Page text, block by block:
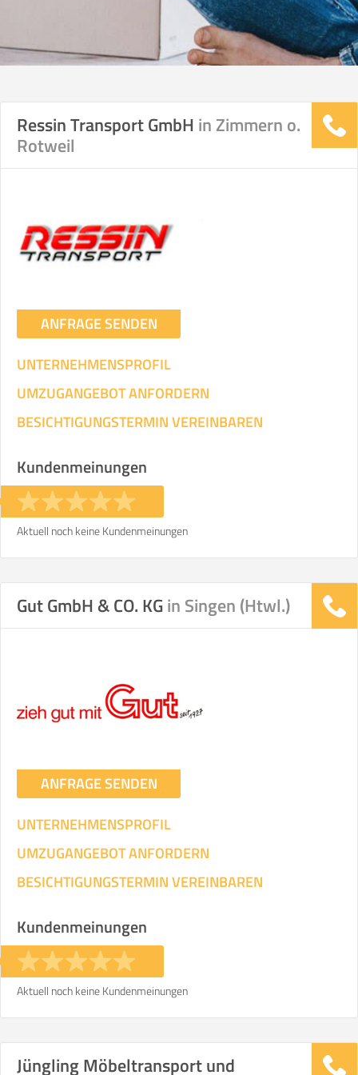
Ressin Transport GmbH in Zimmern o.
Rotweil
ANFRAGE SENDEN
UNTERNEHMENSPROFIL
UMZUGANGEBOT ANFORDERN
BESICHTIGUNGSTERMIN VEREINBAREN
Kundenmeinungen
Aktuell noch keine Kundenmeinungen
Gut GmbH & CO. KGin Singen (Htwl.)
ANFRAGE SENDEN
UNTERNEHMENSPROFIL
UMZUGANGEBOT ANFORDERN
BESICHTIGUNGSTERMIN VEREINBAREN
Kundenmeinungen
Aktuell noch keine Kundenmeinungen
Jüngling Möbeltransport und